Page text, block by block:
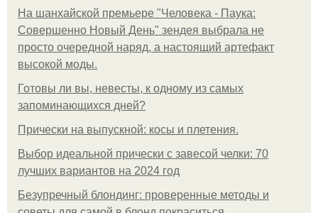
На шанхайской премьере "Человека - Паука:
Совершенно Новый День" зендея выбрала не
просто очередной наряд, а настоящий артефакт
высокой моды.
Готовы ли вы, невесты, к одному из самых
запоминающихся дней?
Прически на выпускной: косы и плетения.
Выбор идеальной прически с завесой челки: 70
лучших вариантов на 2024 год
Безупречный блондинг: проверенные методы и